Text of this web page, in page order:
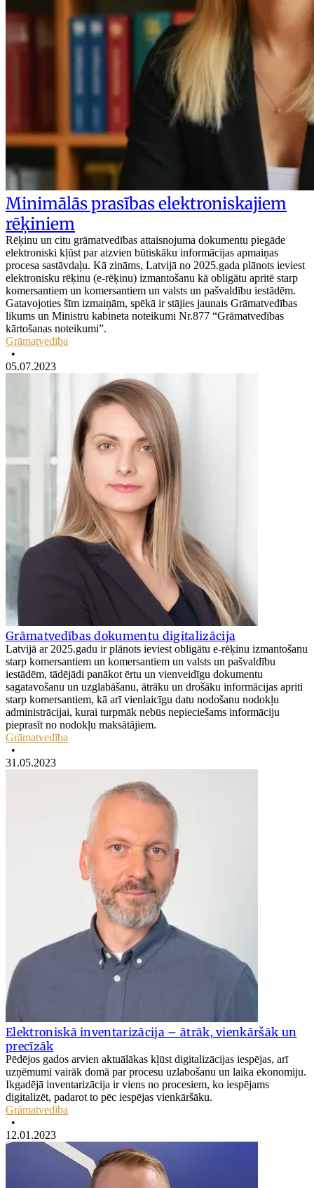
Minimālās prasības elektroniskajiem
rēķiniem
Rēķinu un citu grāmatvedības attaisnojuma dokumentu piegāde
elektroniski kļūst par aizvien būtiskāku informācijas apmaiņas
procesa sastāvdaļu. Kā zināms, Latvijā no 2025.gada plānots ieviest
elektronisku rēķinu (e-rēķinu) izmantošanu kā obligātu apritē starp
komersantiem un komersantiem un valsts un pašvaldību iestādēm.
Gatavojoties šīm izmaiņām, spēkā ir stājies jaunais Grāmatvedības
likums un Ministru kabineta noteikumi Nr.877 “Grāmatvedības
kārtošanas noteikumi”.
Grāmatvedība
•
05.07.2023
Grāmatvedības dokumentu digitalizācija
Latvijā ar 2025.gadu ir plānots ieviest obligātu e-rēķinu izmantošanu
starp komersantiem un komersantiem un valsts un pašvaldību
iestādēm, tādējādi panākot ērtu un vienveidīgu dokumentu
sagatavošanu un uzglabāšanu, ātrāku un drošāku informācijas apriti
starp komersantiem, kā arī vienlaicīgu datu nodošanu nodokļu
administrācijai, kurai turpmāk nebūs nepieciešams informāciju
pieprasīt no nodokļu maksātājiem.
Grāmatvedība
•
31.05.2023
Elektroniskā inventarizācija – ātrāk, vienkāršāk un
precīzāk
Pēdējos gados arvien aktuālākas kļūst digitalizācijas iespējas, arī
uzņēmumi vairāk domā par procesu uzlabošanu un laika ekonomiju.
Ikgadējā inventarizācija ir viens no procesiem, ko iespējams
digitalizēt, padarot to pēc iespējas vienkāršāku.
Grāmatvedība
•
12.01.2023